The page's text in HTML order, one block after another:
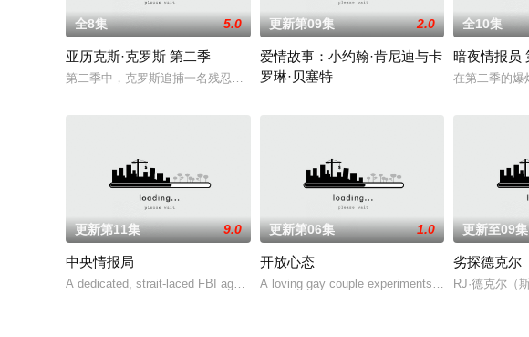
全8集 5.0
亚历克斯·克罗斯 第二季
第二季中，克罗斯追捕一名残忍的义警，此人正在猎杀贪污腐败的富豪巨头们。
更新第09集 2.0
爱情故事：小约翰·肯尼迪与卡
罗琳·贝塞特
全10集
暗夜情报员
在第二季的爆
更新第11集 9.0
中央情报局
A dedicated, strait-laced FBI agent and a street-smart C
更新第06集 1.0
开放心态
A loving gay couple experiments with becoming a
更新至09集
劣探德克尔
RJ·德克尔（